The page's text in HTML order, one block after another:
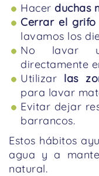
Hacer duchas
Cerrar el grifo
lavamos los
No lavar
directamente
Utilizar las
para lavar
Evitar dejar
barrancos.
Estos hábitos
agua y a
natural.